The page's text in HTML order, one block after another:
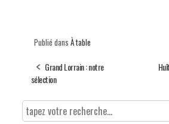
Publié dans À table
Grand Lorrain : notre
sélection